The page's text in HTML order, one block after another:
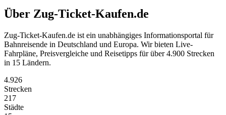
Über Zug-Ticket-Kaufen.de
Zug-Ticket-Kaufen.de ist ein unabhängiges Informationsportal für
Bahnreisende in Deutschland und Europa. Wir bieten Live-
Fahrpläne, Preisvergleiche und Reisetipps für über 4.900 Strecken
in 15 Ländern.
4.926
Strecken
217
Städte